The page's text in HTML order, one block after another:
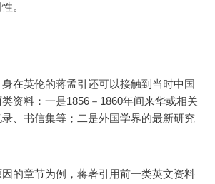
。
在英伦的蒋孟引还可以接触到当时中国
资料：一是1856－1860年间来华或相关
、书信集等；二是外国学界的最新研究
的章节为例，蒋著引用前一类英文资料